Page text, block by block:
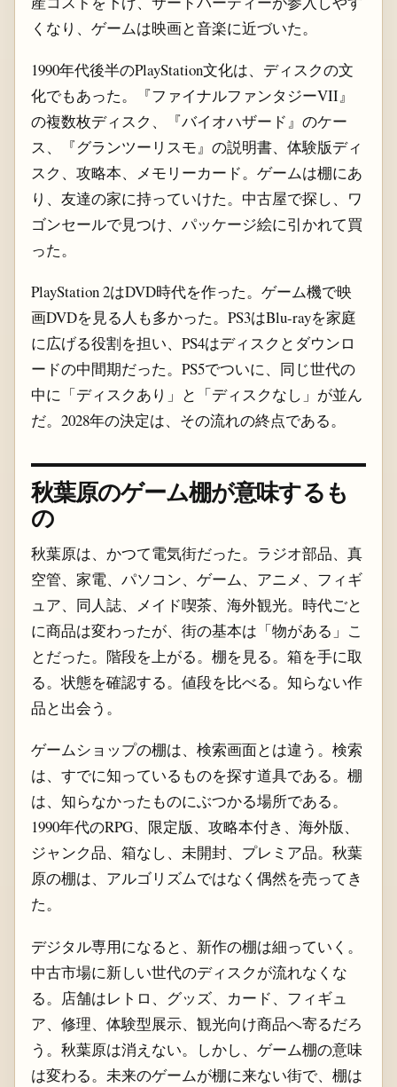
くなり、ゲームは映画と音楽に近づいた。
1990年代後半のPlayStation文化は、ディスクの文
化でもあった。『ファイナルファンタジーVII』
の複数枚ディスク、『バイオハザード』のケー
ス、『グランツーリスモ』の説明書、体験版ディ
スク、攻略本、メモリーカード。ゲームは棚にあ
り、友達の家に持っていけた。中古屋で探し、ワ
ゴンセールで見つけ、パッケージ絵に引かれて買
った。
PlayStation 2はDVD時代を作った。ゲーム機で映
画DVDを見る人も多かった。PS3はBlu-rayを家庭
に広げる役割を担い、PS4はディスクとダウンロ
ードの中間期だった。PS5でついに、同じ世代の
中に「ディスクあり」と「ディスクなし」が並ん
だ。2028年の決定は、その流れの終点である。
秋葉原のゲーム棚が意味するも
の
秋葉原は、かつて電気街だった。ラジオ部品、真
空管、家電、パソコン、ゲーム、アニメ、フィギ
ュア、同人誌、メイド喫茶、海外観光。時代ごと
に商品は変わったが、街の基本は「物がある」こ
とだった。階段を上がる。棚を見る。箱を手に取
る。状態を確認する。値段を比べる。知らない作
品と出会う。
ゲームショップの棚は、検索画面とは違う。検索
は、すでに知っているものを探す道具である。棚
は、知らなかったものにぶつかる場所である。
1990年代のRPG、限定版、攻略本付き、海外版、
ジャンク品、箱なし、未開封、プレミア品。秋葉
原の棚は、アルゴリズムではなく偶然を売ってき
た。
デジタル専用になると、新作の棚は細っていく。
中古市場に新しい世代のディスクが流れなくな
る。店舗はレトロ、グッズ、カード、フィギュ
ア、修理、体験型展示、観光向け商品へ寄るだろ
う。秋葉原は消えない。しかし、ゲーム棚の意味
は変わる。未来のゲームが棚に来ない街で、棚は